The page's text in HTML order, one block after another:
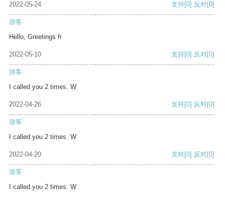
2022-05-24 支持[0] 反对[0]
游客
Hello, Greetings fr
2022-05-10 支持[0] 反对[0]
游客
I called you 2 times. W
2022-04-26 支持[0] 反对[0]
游客
I called you 2 times. W
2022-04-20 支持[0] 反对[0]
游客
I called you 2 times. W